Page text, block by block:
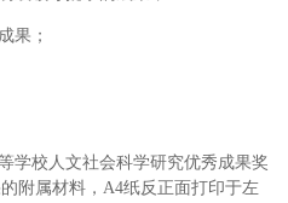
果；
学校人文社会科学研究优秀成果奖
附属材料，A4纸反正面打印于左